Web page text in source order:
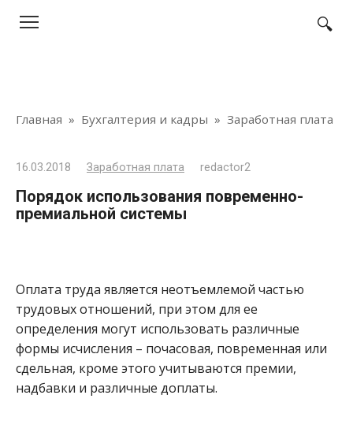
Главная » Бухгалтерия и кадры » Заработная плата
16.03.2018 Заработная плата redactor2
Порядок использования повременно-
премиальной системы
Оплата труда является неотъемлемой частью
трудовых отношений, при этом для ее
определения могут использовать различные
формы исчисления – почасовая, повременная или
сдельная, кроме этого учитываются премии,
надбавки и различные доплаты.